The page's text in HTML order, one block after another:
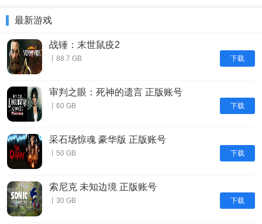
最新游戏
下载
战锤：末世鼠疫2
丨88.7 GB
下载
审判之眼：死神的遗言 正版账号
丨60 GB
下载
采石场惊魂 豪华版 正版账号
丨50 GB
下载
索尼克 未知边境 正版账号
丨30 GB